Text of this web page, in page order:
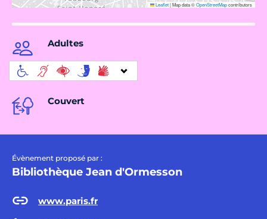
Leaflet|Map data ©OpenStreetMapcontributors
Adultes
Couvert
Évènement proposé par :
Bibliothèque Jean d'Ormesson
www.paris.fr